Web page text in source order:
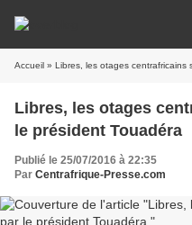
Accueil » Libres, les otages centrafricains
Libres, les otages
le président Touadéra
Publié le 25/07/2016 à 22:35
Par Centrafrique-Presse.com